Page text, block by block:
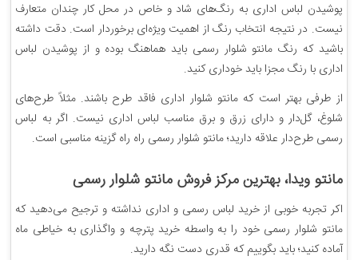
پوشیدن لباس اداری به رنگ‌های شاد و خاص در محل کار چندان متعارف
نیست. در نتیجه انتخاب رنگ از اهمیت ویژه‌ای برخوردار است. دقت داشته
باشید که رنگ مانتو شلوار رسمی باید هماهنگ بوده و از پوشیدن لباس
اداری با رنگ مجزا باید خوداری کنید.
از طرفی بهتر است که مانتو شلوار اداری فاقد طرح باشند. مثلاً طرح‌های
شلوغ، گل‌دار و دارای زرق و برق مناسب لباس اداری نیست. اگر به لباس
رسمی طرح‌دار علاقه دارید؛ مانتو شلوار رسمی راه راه گزینه مناسبی است.
مانتو ویدا، بهترین مرکز فروش مانتو شلوار رسمی
اکر تجربه خوبی از خرید لباس رسمی و اداری نداشته و ترجیح می‌دهید که
مانتو شلوار رسمی خود را به واسطه خرید پترچه و واگذاری به خیاطی ماه
آماده کنید؛ باید بگوییم که قدری دست نگه دارید.